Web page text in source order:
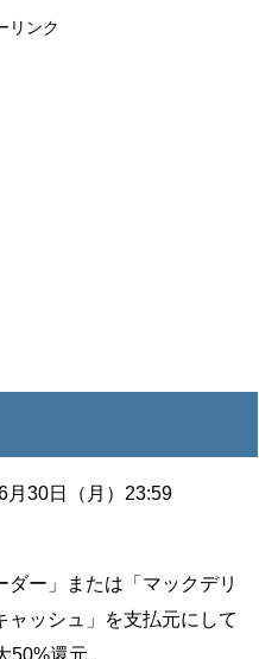
リンク
月30日（月）23:59
ダー」または「マックデリ
ッシュ」を支払元にして
還元。